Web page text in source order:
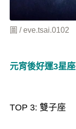
圖 / eve.tsai.0102
元宵後好運3星座
TOP 3: 雙子座